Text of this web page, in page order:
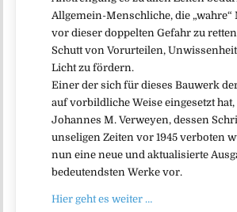
Allgemein-Menschliche, die
vor dieser doppelten Gefahr zu
Schutt von Vorurteilen,
Licht zu fördern.
Einer der sich für dieses Bauwerk
auf vorbildliche Weise eingesetzt
Johannes M. Verweyen, dessen
unseligen Zeiten vor 1945 verboten
nun eine neue und aktualisierte
bedeutendsten Werke vor.
Hier geht es weiter …